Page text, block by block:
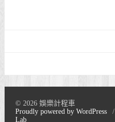
© 2026 娛樂計程車
Proudly powered by WordPress
/
Lab